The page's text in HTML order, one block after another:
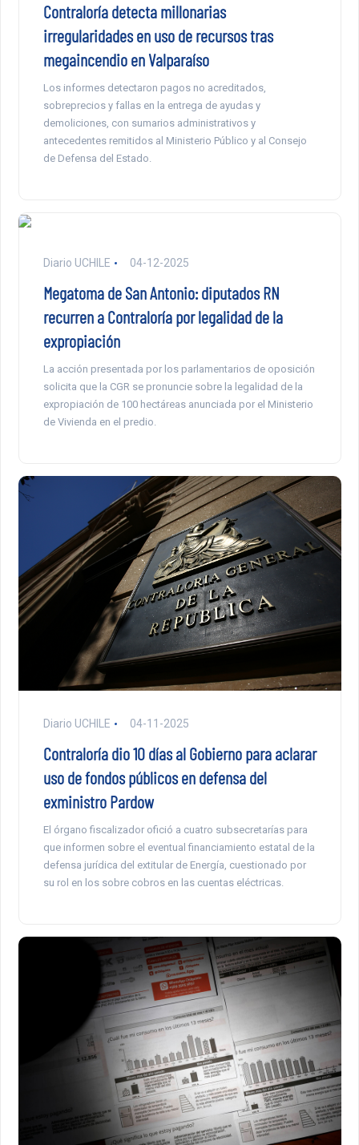
Contraloría detecta millonarias
irregularidades en uso de recursos tras
megaincendio en Valparaíso
Los informes detectaron pagos no acreditados,
sobreprecios y fallas en la entrega de ayudas y
demoliciones, con sumarios administrativos y
antecedentes remitidos al Ministerio Público y al Consejo
de Defensa del Estado.
Diario UCHILE 04-12-2025
Megatoma de San Antonio: diputados RN
recurren a Contraloría por legalidad de la
expropiación
La acción presentada por los parlamentarios de oposición
solicita que la CGR se pronuncie sobre la legalidad de la
expropiación de 100 hectáreas anunciada por el Ministerio
de Vivienda en el predio.
Diario UCHILE 04-11-2025
Contraloría dio 10 días al Gobierno para aclarar
uso de fondos públicos en defensa del
exministro Pardow
El órgano fiscalizador ofició a cuatro subsecretarías para
que informen sobre el eventual financiamiento estatal de la
defensa jurídica del extitular de Energía, cuestionado por
su rol en los sobre cobros en las cuentas eléctricas.